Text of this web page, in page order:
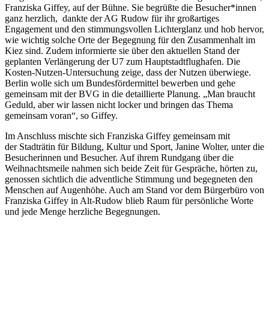
Franziska Giffey, auf der Bühne. Sie begrüßte die Besucher*innen
ganz herzlich, dankte der AG Rudow für ihr großartiges
Engagement und den stimmungsvollen Lichterglanz und hob hervor,
wie wichtig solche Orte der Begegnung für den Zusammenhalt im
Kiez sind. Zudem informierte sie über den aktuellen Stand der
geplanten Verlängerung der U7 zum Hauptstadtflughafen. Die
Kosten-Nutzen-Untersuchung zeige, dass der Nutzen überwiege.
Berlin wolle sich um Bundesfördermittel bewerben und gehe
gemeinsam mit der BVG in die detaillierte Planung. „Man braucht
Geduld, aber wir lassen nicht locker und bringen das Thema
gemeinsam voran“, so Giffey.
Im Anschluss mischte sich Franziska Giffey gemeinsam mit
der Stadträtin für Bildung, Kultur und Sport, Janine Wolter, unter die
Besucherinnen und Besucher. Auf ihrem Rundgang über die
Weihnachtsmeile nahmen sich beide Zeit für Gespräche, hörten zu,
genossen sichtlich die adventliche Stimmung und begegneten den
Menschen auf Augenhöhe. Auch am Stand vor dem Bürgerbüro von
Franziska Giffey in Alt-Rudow blieb Raum für persönliche Worte
und jede Menge herzliche Begegnungen.